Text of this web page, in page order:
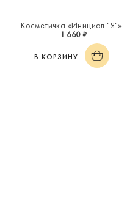
Косметичка «Инициал "Я"»
1 660 ₽
В КОРЗИНУ